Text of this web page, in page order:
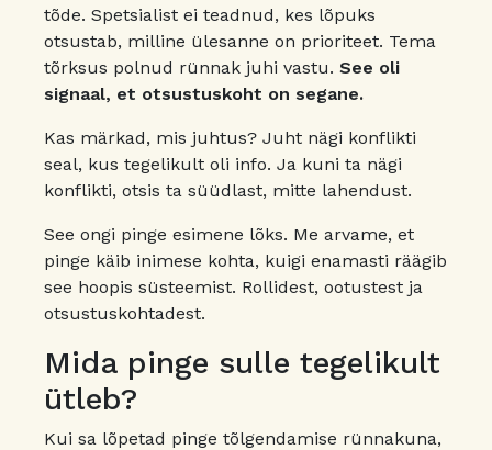
tõde. Spetsialist ei teadnud, kes lõpuks
otsustab, milline ülesanne on prioriteet. Tema
tõrksus polnud rünnak juhi vastu. See oli
signaal, et otsustuskoht on segane.
Kas märkad, mis juhtus? Juht nägi konflikti
seal, kus tegelikult oli info. Ja kuni ta nägi
konflikti, otsis ta süüdlast, mitte lahendust.
See ongi pinge esimene lõks. Me arvame, et
pinge käib inimese kohta, kuigi enamasti räägib
see hoopis süsteemist. Rollidest, ootustest ja
otsustuskohtadest.
Mida pinge sulle tegelikult
ütleb?
Kui sa lõpetad pinge tõlgendamise rünnakuna,